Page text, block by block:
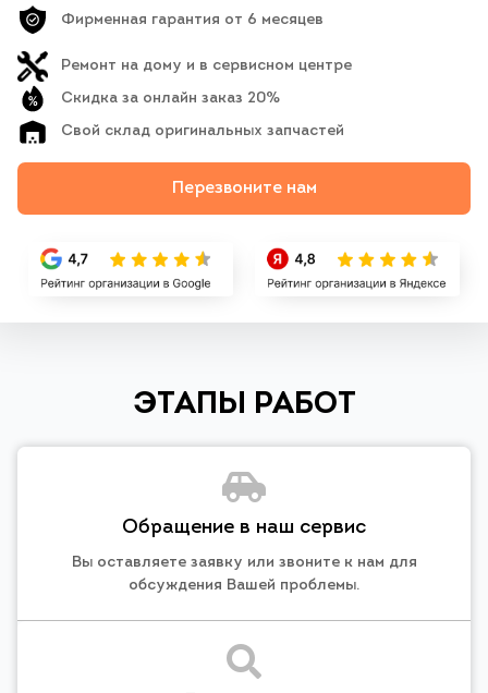
Фирменная гарантия от 6 месяцев
Ремонт на дому и в сервисном центре
Скидка за онлайн заказ 20%
Свой склад оригинальных запчастей
Перезвоните нам
ЭТАПЫ РАБОТ
Обращение в наш сервис
Вы оставляете заявку или звоните к нам для
обсуждения Вашей проблемы.